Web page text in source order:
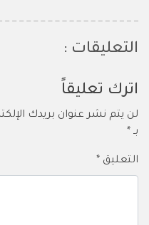
التعليقات :
اترك تعليقاً
لن يتم نشر عنوان بريدك
بـ *
التعليق *